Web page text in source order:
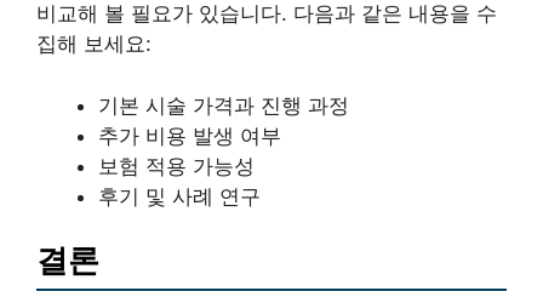
비교해 볼 필요가 있습니다. 다음과 같은 내용을 수
집해 보세요:
기본 시술 가격과 진행 과정
추가 비용 발생 여부
보험 적용 가능성
후기 및 사례 연구
결론